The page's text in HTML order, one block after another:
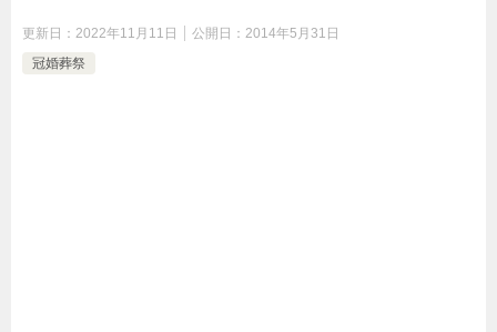
更新日： 2022年11月11日 公開日： 2014年5月31日
冠婚葬祭